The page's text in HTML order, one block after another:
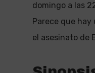
domingo a las
Parece que hay
el asesinato de